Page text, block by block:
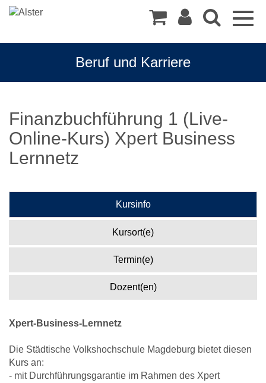
Beruf und Karriere
Finanzbuchführung 1 (Live-
Online-Kurs) Xpert Business
Lernnetz
Kursinfo
Kursort(e)
Termin(e)
Dozent(en)
Xpert-Business-Lernnetz
Die Städtische Volkshochschule Magdeburg bietet diesen
Kurs an:
- mit Durchführungsgarantie im Rahmen des Xpert